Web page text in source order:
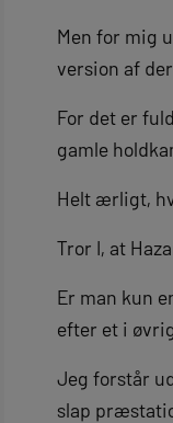
Men for mig
version af
For det er
gamle
Helt ærligt,
Tror I, at
Er man kun
efter et i
Jeg forstår
slap